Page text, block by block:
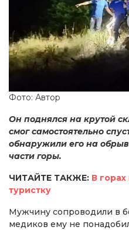
Фото: Автор
Он поднялся на крутой
смог самостоятельно
обнаружили его на
части горы.
ЧИТАЙТЕ ТАКЖЕ: В
туристку
Мужчину сопроводили в
медиков ему не